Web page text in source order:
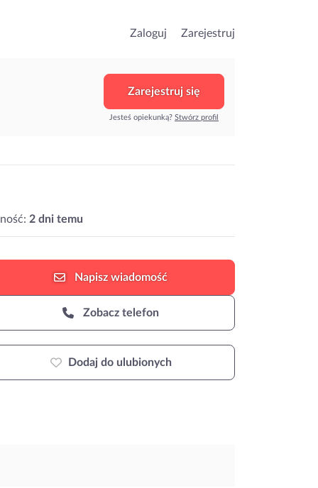
Zaloguj Zarejestruj
Zarejestruj się
Jesteś opiekunką? Stwórz profil
2 dni temu
Napisz wiadomość
Zobacz telefon
Dodaj do ulubionych